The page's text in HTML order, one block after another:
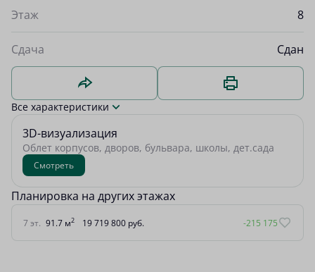
Этаж 8
Сдача Сдан
Все характеристики
3D-визуализация
Облет корпусов, дворов, бульвара, школы, дет.сада
Смотреть
Планировка на других этажах
7 эт. 91.7 м2 19 719 800 руб. -215 175